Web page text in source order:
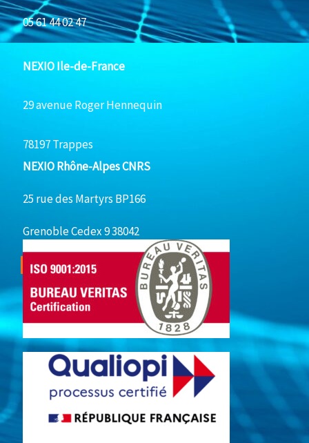
05 61 44 02 47
NEXIO Ile-de-France
29 avenue Roger Hennequin
78197 Trappes
NEXIO Rhône-Alpes CNRS
25 rue des Martyrs BP166
Grenoble Cedex 9 38042